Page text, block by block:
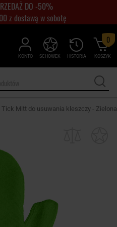
DO -50%
z dostawą w sobotę
KONTO HISTORIA
SCHOWEK KOSZYK
0
Tick Mitt do usuwania kleszczy - Zielona